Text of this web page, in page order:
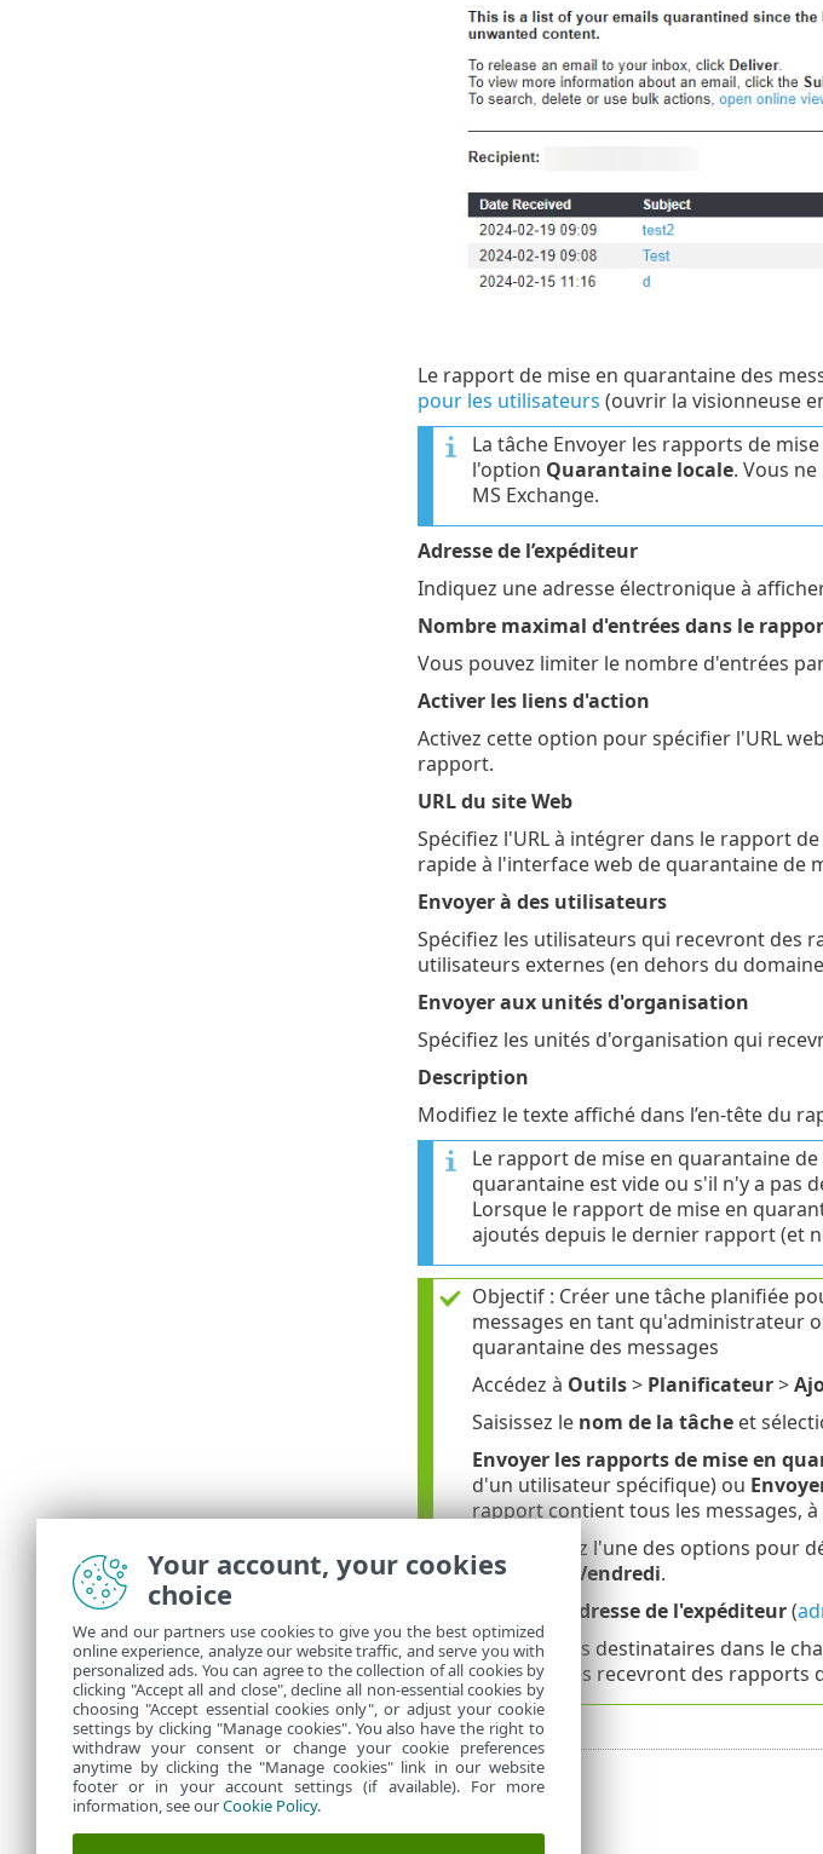
Le rapport de mise en quarantaine des
pour les utilisateurs (ouvrir la visionneuse
La tâche Envoyer les rapports de
l'option Quarantaine locale. Vous
MS Exchange.
Adresse de l’expéditeur
Indiquez une adresse électronique à
Nombre maximal d'entrées dans le
Vous pouvez limiter le nombre d'entrées
Activer les liens d'action
Activez cette option pour spécifier l'URL
rapport.
URL du site Web
Spécifiez l'URL à intégrer dans le rapport
rapide à l'interface web de quarantaine de
Envoyer à des utilisateurs
Spécifiez les utilisateurs qui recevront des
utilisateurs externes (en dehors du
Envoyer aux unités d'organisation
Spécifiez les unités d'organisation qui
Description
Modifiez le texte affiché dans l’en-tête du
Le rapport de mise en quarantaine
quarantaine est vide ou s'il n'y a pas
Lorsque le rapport de mise en
ajoutés depuis le dernier rapport (et
Objectif : Créer une tâche planifiée
messages en tant qu'administrateur
quarantaine des messages
Accédez à Outils> Planificateur>
Saisissez le nom de la tâcheet
Envoyer les rapports de mise en
d'un utilisateur spécifique) ou
rapport contient tous les messages,
Sélectionnez l'une des options pour
10.00.00
Vendredi.
adresse de l'expéditeur(
Saisissez des destinataires dans le
destinataires recevront des rapports
Your account, your cookies
choice
We and our partners use cookies to give you the best optimized
online experience, analyze our website traffic, and serve you with
personalized ads. You can agree to the collection of all cookies by
clicking "Accept all and close", decline all non-essential cookies by
choosing "Accept essential cookies only", or adjust your cookie
settings by clicking "Manage cookies". You also have the right to
withdraw your consent or change your cookie preferences
anytime by clicking the "Manage cookies" link in our website
footer or in your account settings (if available). For more
information, see ourCookie Policy.